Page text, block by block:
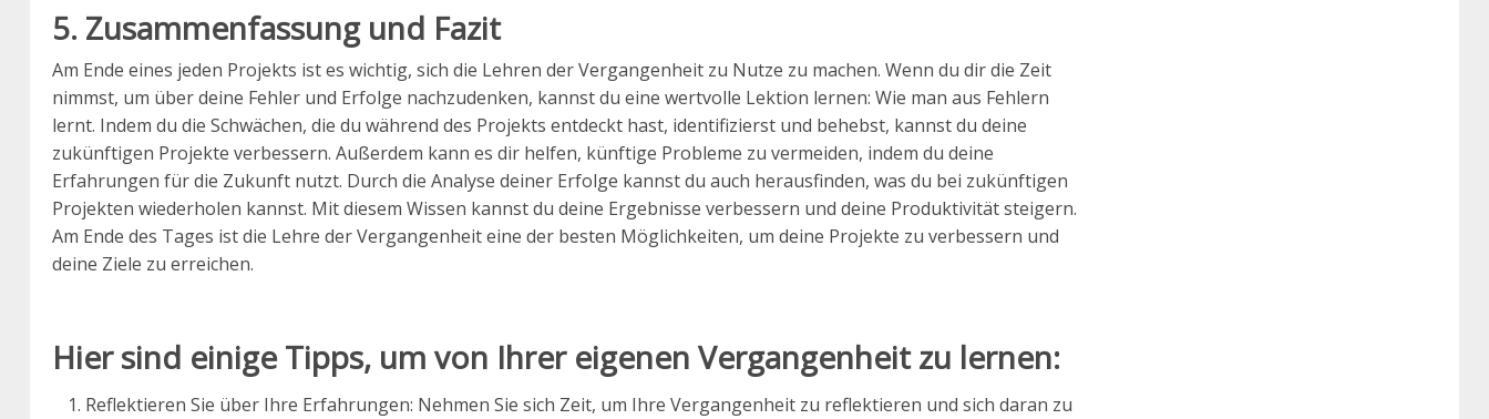
5. Zusammenfassung und Fazit
Am Ende eines jeden Projekts ist es wichtig, sich die Lehren der Vergangenheit zu Nutze zu machen. Wenn du dir die Zeit
nimmst, um über deine Fehler und Erfolge nachzudenken, kannst du eine wertvolle Lektion lernen: Wie man aus Fehlern
lernt. Indem du die Schwächen, die du während des Projekts entdeckt hast, identifizierst und behebst, kannst du deine
zukünftigen Projekte verbessern. Außerdem kann es dir helfen, künftige Probleme zu vermeiden, indem du deine
Erfahrungen für die Zukunft nutzt. Durch die Analyse deiner Erfolge kannst du auch herausfinden, was du bei zukünftigen
Projekten wiederholen kannst. Mit diesem Wissen kannst du deine Ergebnisse verbessern und deine Produktivität steigern.
Am Ende des Tages ist die Lehre der Vergangenheit eine der besten Möglichkeiten, um deine Projekte zu verbessern und
deine Ziele zu erreichen.
Hier sind einige Tipps, um von Ihrer eigenen Vergangenheit zu lernen:
Reflektieren Sie über Ihre Erfahrungen: Nehmen Sie sich Zeit, um Ihre Vergangenheit zu reflektieren und sich daran zu